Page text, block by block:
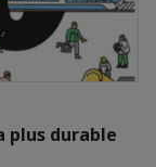
plus durable